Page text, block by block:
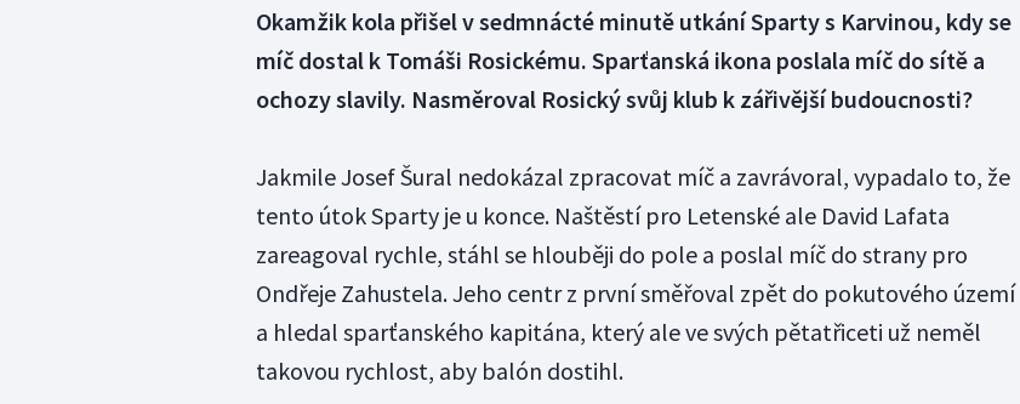
Okamžik kola přišel v sedmnácté minutě utkání Sparty s Karvinou, kdy se
míč dostal k Tomáši Rosickému. Sparťanská ikona poslala míč do sítě a
ochozy slavily. Nasměroval Rosický svůj klub k zářivější budoucnosti?
Jakmile Josef Šural nedokázal zpracovat míč a zavrávoral, vypadalo to, že
tento útok Sparty je u konce. Naštěstí pro Letenské ale David Lafata
zareagoval rychle, stáhl se hlouběji do pole a poslal míč do strany pro
Ondřeje Zahustela. Jeho centr z první směřoval zpět do pokutového území
a hledal sparťanského kapitána, který ale ve svých pětatřiceti už neměl
takovou rychlost, aby balón dostihl.